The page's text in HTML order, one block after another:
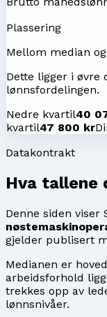
Plassering
Mellom median
Dette ligger i øvre
lønnsfordelingen.
Nedre kvartil40
kvartil47 800 kr
Datakontrakt
Hva tallene
Denne siden viser
gjelder publisert
Medianen er
arbeidsforhold
trekkes opp av
lønnsnivåer.